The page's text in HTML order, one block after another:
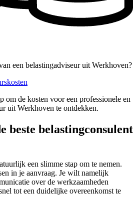
een belastingadviseur uit Werkhoven?
om de kosten voor een professionele en
uit Werkhoven te ontdekken.
beste belastingconsulent
een slimme stap om te nemen.
in je aanvraag. Je wilt namelijk
over de werkzaamheden
tot een duidelijke overeenkomst te